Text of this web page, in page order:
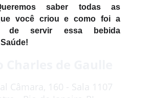
saber todas as
você criou e como foi a
de servir essa bebida
Câmara, 160 - Sala 1107